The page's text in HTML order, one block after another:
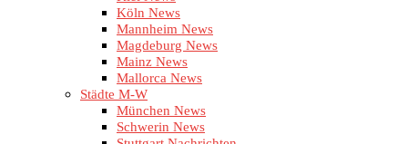
Köln News
Mannheim News
Magdeburg News
Mainz News
Mallorca News
Städte M-W
München News
Schwerin News